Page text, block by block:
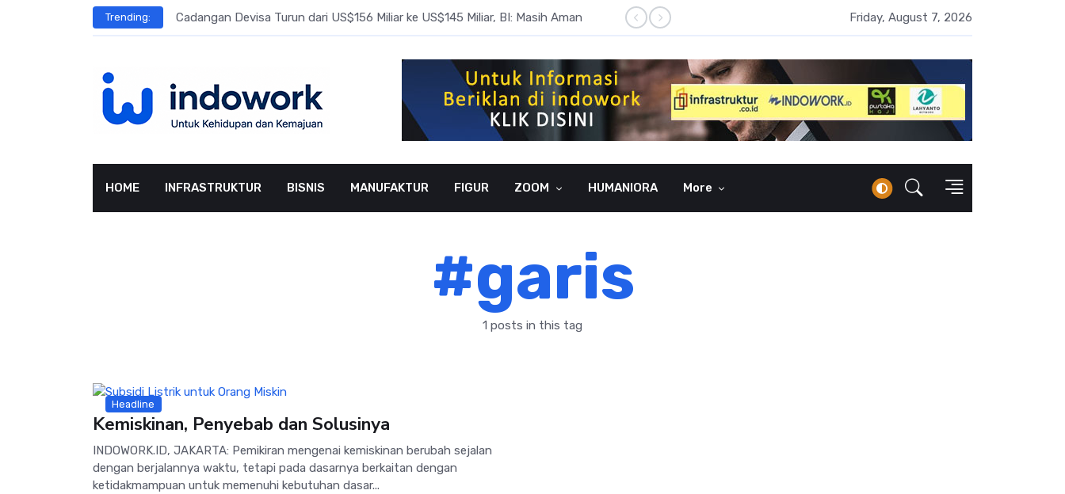
Trending: Cadangan Devisa Turun dari US$156 Miliar ke US$145 Miliar, BI: Masih Aman BI Rate Naik 100 Bps, Destry Sebut Stabilitas Rupiah Jadi Prioritas
Friday, August 7, 2026
HOME INFRASTRUKTUR BISNIS MANUFAKTUR FIGUR ZOOM HUMANIORA More
#garis
1 posts in this tag
Headline
Kemiskinan, Penyebab dan Solusinya
INDOWORK.ID, JAKARTA: Pemikiran mengenai kemiskinan berubah sejalan
dengan berjalannya waktu, tetapi pada dasarnya berkaitan dengan
ketidakmampuan untuk memenuhi kebutuhan dasar...